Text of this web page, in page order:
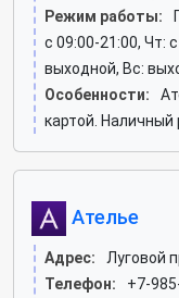
Режим работы:
c 09:00-21:00, Чт:
выходной, Вс:
Особенности:
картой. Наличный
Ателье
Адрес:
Луговой
Телефон:
+7-